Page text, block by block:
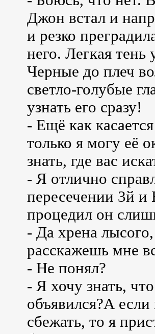
Джон встал и
и резко
него. Легкая
Черные до плеч
светло-голубые
узнать его сразу!
- Ещё как
только я могу её
знать, где вас
- Я отлично
пересечении 3й
процедил он
- Да хрена
расскажешь мне
- Не понял?
- Я хочу знать,
объявился?А
сбежать, то я